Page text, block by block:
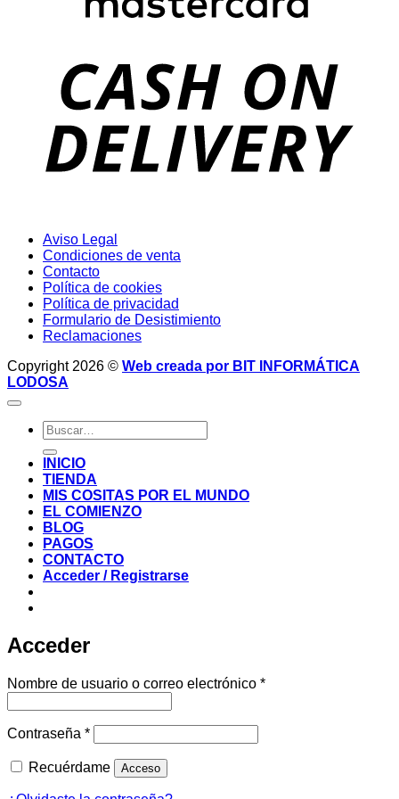
Aviso Legal
Condiciones de venta
Contacto
Política de cookies
Política de privacidad
Formulario de Desistimiento
Reclamaciones
Copyright 2026 © Web creada por BIT INFORMÁTICA
LODOSA
Buscar
por:
INICIO
TIENDA
MIS COSITAS POR EL MUNDO
EL COMIENZO
BLOG
PAGOS
CONTACTO
Acceder / Registrarse
Acceder
Nombre de usuario o correo electrónico *Obligatorio
Contraseña *Obligatorio
Recuérdame Acceso